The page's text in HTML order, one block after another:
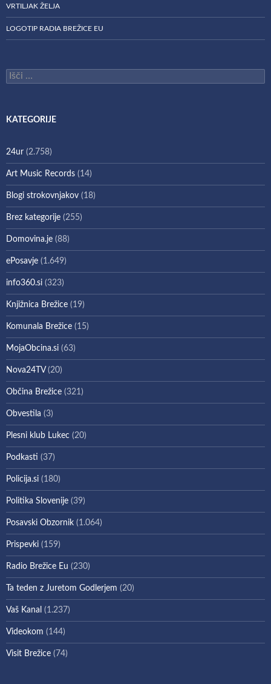
VRTILJAK ŽELJA
LOGOTIP RADIA BREŽICE EU
Išči:
KATEGORIJE
24ur (2.758)
Art Music Records (14)
Blogi strokovnjakov (18)
Brez kategorije (255)
Domovina.je (88)
ePosavje (1.649)
info360.si (323)
Knjižnica Brežice (19)
Komunala Brežice (15)
MojaObcina.si (63)
Nova24TV(20)
Občina Brežice (321)
Obvestila (3)
Plesni klub Lukec (20)
Podkasti (37)
Policija.si (180)
Politika Slovenije (39)
Posavski Obzornik (1.064)
Prispevki (159)
Radio Brežice Eu (230)
Ta teden z Juretom Godlerjem (20)
Vaš Kanal (1.237)
Videokom (144)
Visit Brežice (74)